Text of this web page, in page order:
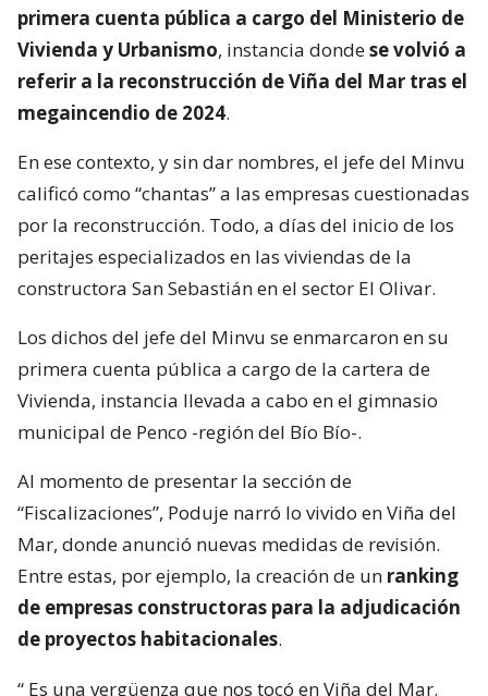
primera cuenta pública a cargo del Ministerio de
Vivienda y Urbanismo, instancia dondese volvió a
referir a la reconstrucción de Viña del Mar tras el
megaincendio de 2024.
En ese contexto, y sin dar nombres, el jefe del Minvu
calificó como “chantas” a las empresas cuestionadas
por la reconstrucción. Todo, a días del inicio de los
peritajes especializados en las viviendas de la
constructora San Sebastián en el sector El Olivar.
Los dichos del jefe del Minvu se enmarcaron en su
primera cuenta pública a cargo de la cartera de
Vivienda, instancia llevada a cabo en el gimnasio
municipal de Penco -región del Bío Bío-.
Al momento de presentar la sección de
“Fiscalizaciones”, Poduje narró lo vivido en Viña del
Mar, donde anunció nuevas medidas de revisión.
Entre estas, por ejemplo, la creación de un ranking
de empresas constructoras para la adjudicación
de proyectos habitacionales.
“ Es una vergüenza que nos tocó en Viña del Mar.